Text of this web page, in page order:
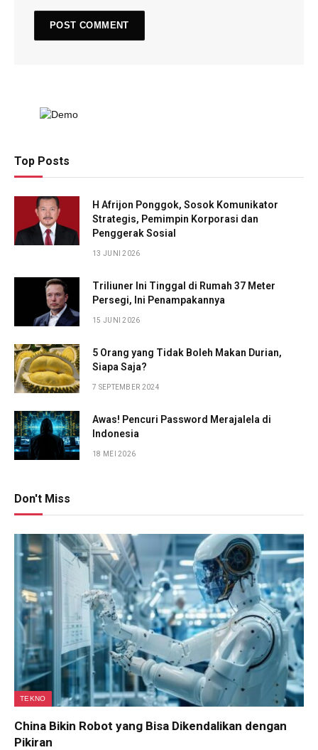
Top Posts
H Afrijon Ponggok, Sosok Komunikator
Strategis, Pemimpin Korporasi dan
Penggerak Sosial
13 JUNI 2026
Triliuner Ini Tinggal di Rumah 37 Meter
Persegi, Ini Penampakannya
15 JUNI 2026
5 Orang yang Tidak Boleh Makan Durian,
Siapa Saja?
7 SEPTEMBER 2024
Awas! Pencuri Password Merajalela di
Indonesia
18 MEI 2026
Don't Miss
TEKNO
China Bikin Robot yang Bisa Dikendalikan dengan
Pikiran